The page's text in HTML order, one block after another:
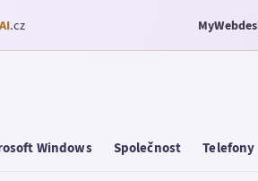
.cz
Windows Společnost